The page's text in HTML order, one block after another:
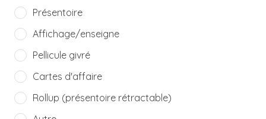
Présentoire
Affichage/enseigne
Pellicule givré
Cartes d'affaire
Rollup (présentoire rétractable)